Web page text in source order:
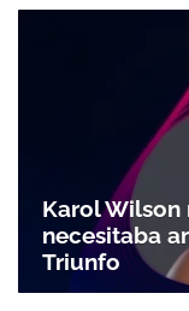
Karol Wilson
necesitaba
Triunfo